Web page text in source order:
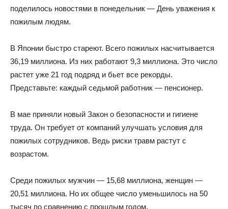
поделилось новостями в понедельник — День уважения к
пожилым людям.
В Японии быстро стареют. Всего пожилых насчитывается
36,19 миллиона. Из них работают 9,3 миллиона. Это число
растет уже 21 год подряд и бьет все рекорды.
Представьте: каждый седьмой работник — пенсионер.
В мае приняли новый Закон о безопасности и гигиене
труда. Он требует от компаний улучшать условия для
пожилых сотрудников. Ведь риски травм растут с
возрастом.
Среди пожилых мужчин — 15,68 миллиона, женщин —
20,51 миллиона. Но их общее число уменьшилось на 50
тысяч по сравнению с прошлым годом.